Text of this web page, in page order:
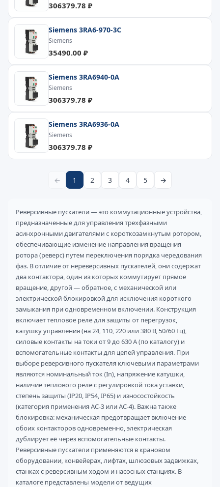
306379.78 ₽
Siemens 3RA6-970-3C
Siemens
35490.00 ₽
Siemens 3RA6940-0A
Siemens
306379.78 ₽
Siemens 3RA6936-0A
Siemens
306379.78 ₽
← 1 2 3 4 5 →
Реверсивные пускатели — это коммутационные устройства,
предназначенные для управления трехфазными
асинхронными двигателями с короткозамкнутым ротором,
обеспечивающие изменение направления вращения
ротора (реверс) путем переключения порядка чередования
фаз. В отличие от нереверсивных пускателей, они содержат
два контактора, один из которых коммутирует прямое
вращение, другой — обратное, с механической или
электрической блокировкой для исключения короткого
замыкания при одновременном включении. Конструкция
включает тепловое реле для защиты от перегрузок,
катушку управления (на 24, 110, 220 или 380 В, 50/60 Гц),
силовые контакты на токи от 9 до 630 А (по каталогу) и
вспомогательные контакты для цепей управления. При
выборе реверсивного пускателя ключевыми параметрами
являются номинальный ток (In), напряжение катушки,
наличие теплового реле с регулировкой тока уставки,
степень защиты (IP20, IP54, IP65) и износостойкость
(категория применения AC-3 или AC-4). Важна также
блокировка: механическая предотвращает включение
обоих контакторов одновременно, электрическая
дублирует её через вспомогательные контакты.
Реверсивные пускатели применяются в крановом
оборудовании, конвейерах, лифтах, шлюзовых задвижках,
станках с реверсивным ходом и насосных станциях. В
каталоге представлены модели от ведущих